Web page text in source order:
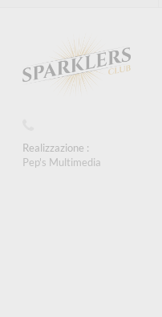
Realizzazione :
Pep's Multimedia